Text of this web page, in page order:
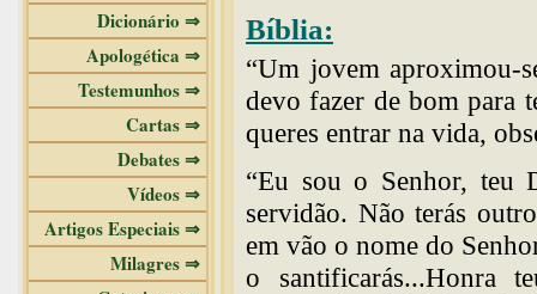
Dicionário ⇒
Apologética ⇒
Testemunhos ⇒
Cartas ⇒
Debates ⇒
Vídeos ⇒
Artigos Especiais ⇒
Milagres ⇒
Bíblia:
“Um jovem aproximou-
devo fazer de bom para
queres entrar na vida,
“Eu sou o Senhor, teu
servidão. Não terás
em vão o nome do
o santificarás...Honra